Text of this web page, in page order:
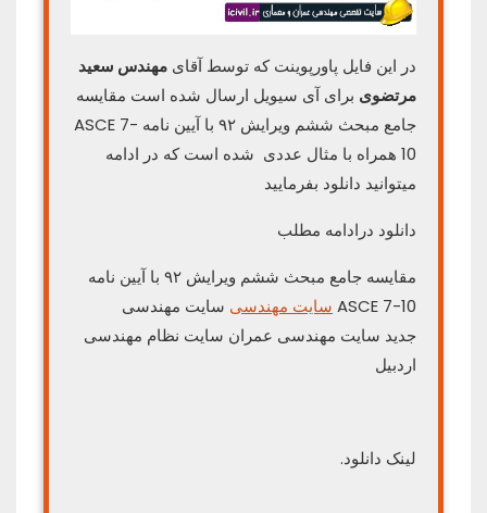
در این فایل پاورپوینت که توسط آقای مهندس سعید
مرتضوی برای آی سیویل ارسال شده است مقایسه
جامع مبحث ششم ویرایش ۹۲ با آیین نامه ASCE 7-
10 همراه با مثال عددی شده است که در ادامه
میتوانید دانلود بفرمایید
دانلود درادامه مطلب
مقایسه جامع مبحث ششم ویرایش ۹۲ با آیین نامه
ASCE 7-10 سایت مهندسی سایت مهندسی
جدید سایت مهندسی عمران سایت نظام مهندسی
اردبیل
لینک دانلود.